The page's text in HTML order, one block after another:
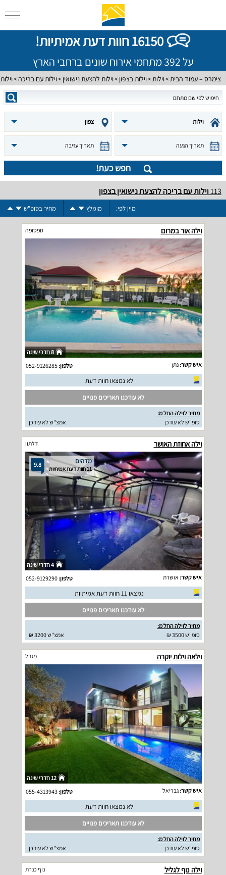
16150 חוות דעת אמיתיות!
על 392 מתחמי אירוח שונים ברחבי הארץ
צימרס – עמוד הבית וילות וילות בצפון וילות להצעת נישואין וילות עם בריכה
וילות צפון
תאריך הגעה תאריך עזיבה
חפש כעת!
113וילות עם בריכה להצעת נישואין בצפון
מיין לפי: מומלץ מחיר בסופ"ש
וילה אור במרום ספסופה
8 חדרי שינה
איש קשר:נתן טלפון:052-9126285
לא נמצאו חוות דעת
לא עודכנו תאריכים פנויים
מחיר לוילה החל מ:
סופ"ש לא עודכן
אמצ"ש לא עודכן
וילה אחוזת האושר דלתון
9.8 מדהים
11 חוות דעת אמיתיות
4 חדרי שינה
איש קשר: אושרת טלפון:052-9129290
נמצאו 11 חוות דעת אמיתיות
לא עודכנו תאריכים פנויים
מחיר לוילה החל מ:
סופ"ש 3500 ₪
אמצ"ש 3200 ₪
וילאה וילות יוקרה מגדל
12 חדרי שינה
איש קשר:גבריאל טלפון:055-4313943
לא נמצאו חוות דעת
לא עודכנו תאריכים פנויים
מחיר לוילה החל מ:
סופ"ש לא עודכן
אמצ"ש לא עודכן
וילה נוף לגליל נוף כנרת